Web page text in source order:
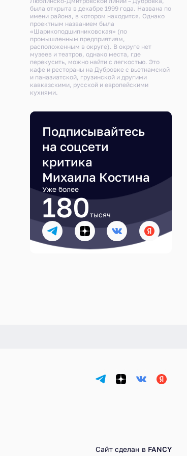
была открыта в декабре 1999 года. Названа по
имени района, в котором находится. Однако
проектным названием была
«Шарикоподшипниковская» (по
промышленным предприятиям,
расположенным в округе). В округе нет
музеев и театров, однако места, где
перекусить, можно найти с легкостью. Это
кафе и рестораны на Дубровке с вьетнамской
и паназиатской, грузинской и другими
кавказскими, русской и европейскими
кухнями.
Подписывайтесь
на соцсети
критика
Михаила Костина
Уже более
180тысяч
Сайт сделан в FANCY